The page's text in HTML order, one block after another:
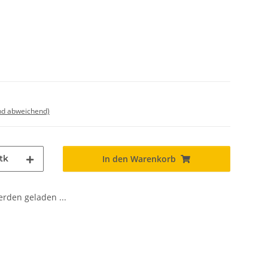
abweichend)
In den Warenkorb
geladen ...